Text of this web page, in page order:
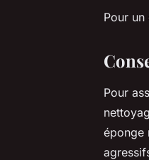
Pour
Pour
éponge